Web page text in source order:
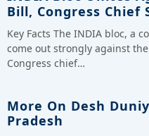
Bill, Congress Chief
Key Facts The INDIA bloc, a
come out strongly against
Congress chief…
More On Desh
Pradesh